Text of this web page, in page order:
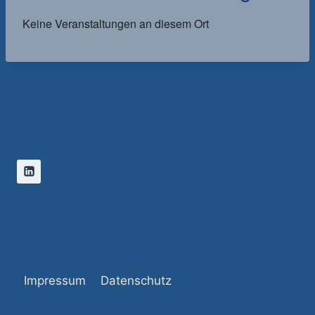
Keine Veranstaltungen an diesem Ort
Impressum Datenschutz